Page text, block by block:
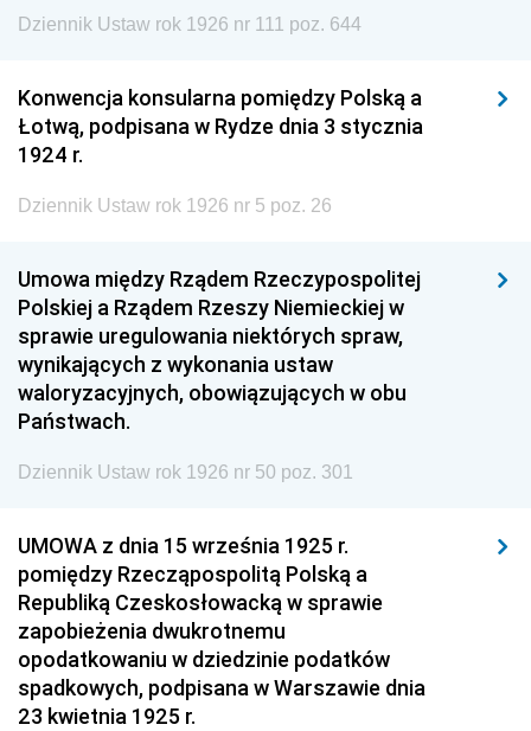
Dziennik Ustaw rok 1926 nr 111 poz. 644
Konwencja konsularna pomiędzy Polską a
Łotwą, podpisana w Rydze dnia 3 stycznia
1924 r.
Dziennik Ustaw rok 1926 nr 5 poz. 26
Umowa między Rządem Rzeczypospolitej
Polskiej a Rządem Rzeszy Niemieckiej w
sprawie uregulowania niektórych spraw,
wynikających z wykonania ustaw
waloryzacyjnych, obowiązujących w obu
Państwach.
Dziennik Ustaw rok 1926 nr 50 poz. 301
UMOWA z dnia 15 września 1925 r.
pomiędzy Rzecząpospolitą Polską a
Republiką Czeskosłowacką w sprawie
zapobieżenia dwukrotnemu
opodatkowaniu w dziedzinie podatków
spadkowych, podpisana w Warszawie dnia
23 kwietnia 1925 r.